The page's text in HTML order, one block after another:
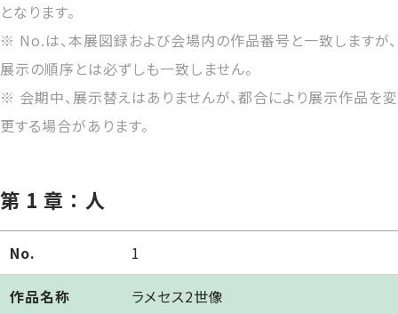
となります。
※ No.は、本展図録および会場内の作品番号と一致しますが、
展示の順序とは必ずしも一致しません。
※ 会期中、展示替えはありませんが、都合により展示作品を変
更する場合があります。
第 1 章 ： 人
No. 1
作品名称 ラメセス2世像